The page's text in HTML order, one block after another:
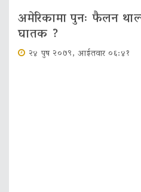
अमेरिकामा पुनः फैलन
घातक ?
२४ पुष २०७९, आईतवार ०६:४१